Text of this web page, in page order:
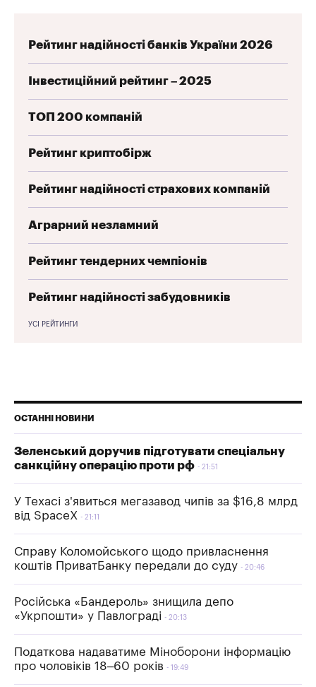
Рейтинг надійності банків України 2026
Інвестиційний рейтинг – 2025
ТОП 200 компаній
Рейтинг криптобірж
Рейтинг надійності страхових компаній
Аграрний незламний
Рейтинг тендерних чемпіонів
Рейтинг надійності забудовників
УСІ РЕЙТИНГИ
ОСТАННІ НОВИНИ
Зеленський доручив підготувати спеціальну
санкційну операцію проти рф
21:51
У Техасі з'явиться мегазавод чипів за $16,8 млрд
від SpaceX
21:11
Справу Коломойського щодо привласнення
коштів ПриватБанку передали до суду
20:46
Російська «Бандероль» знищила депо
«Укрпошти» у Павлограді
20:13
Податкова надаватиме Міноборони інформацію
про чоловіків 18–60 років
19:49